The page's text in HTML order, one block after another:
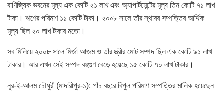
বাণিজ্যিক ভবনের মূল্য এক কোটি ২১ লাখ এবং অ্যাপার্টমেন্টের মূল্য তিন কোটি ৭১ লাখ
টাকা। ঋণের পরিমাণ ১১ কোটি টাকা। ২০০৮ সালে তাঁর স্থাবর সম্পত্তির আর্থিক
মূল্য ছিল ২০ লাখ টাকার মতো।
সব মিলিয়ে ২০০৮ সালে মির্জা আজম ও তাঁর স্ত্রীর মোট সম্পদ ছিল এক কোটি ৯১ লাখ
টাকার। আর এখন সেই সম্পদ বহুগুণ বেড়ে হয়েছে ১৫ কোটি ৭০ লাখ টাকার।
নুর-ই-আলম চৌধুরী (মাদারীপুর-১): পাঁচ বছরে বিপুল পরিমাণ সম্পত্তির মালিক হয়েছেন